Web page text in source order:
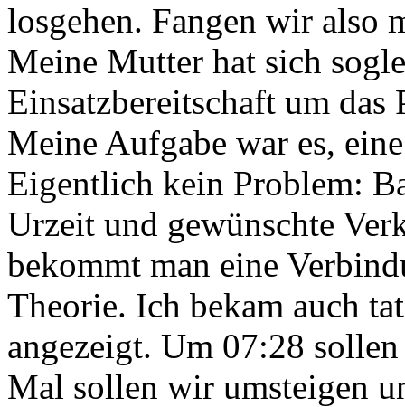
losgehen. Fangen wir also
Meine Mutter hat sich
Einsatzbereitschaft um das
Meine Aufgabe war es,
Eigentlich kein Problem:
Urzeit und gewünschte
bekommt man eine
Theorie. Ich bekam auch
angezeigt. Um 07:28
Mal sollen wir umsteigen